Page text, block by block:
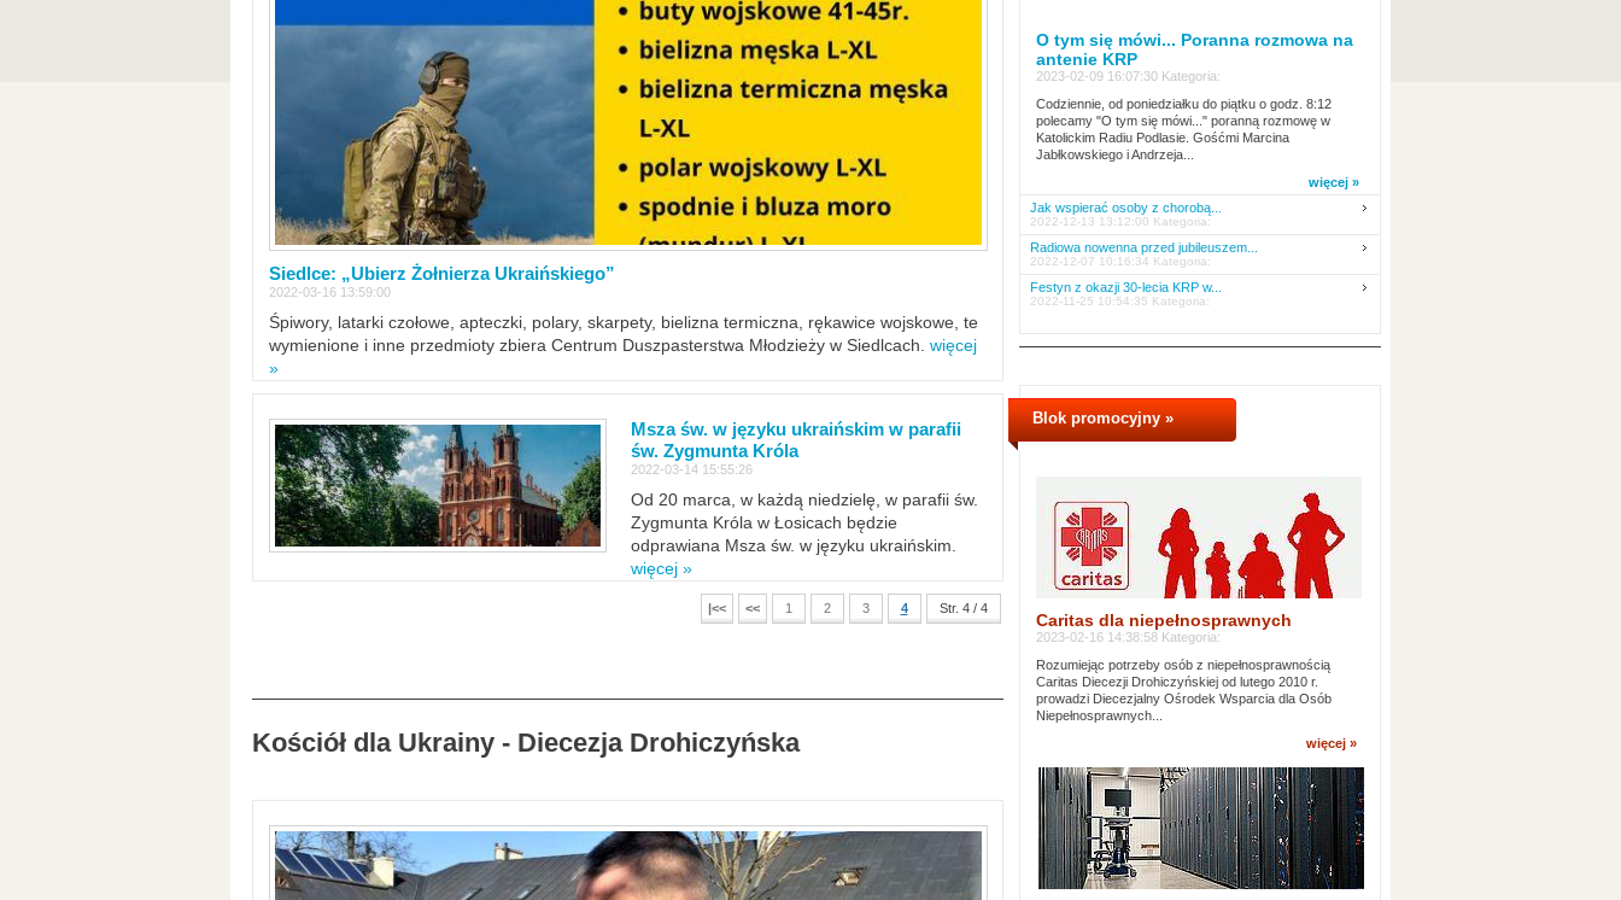
Siedlce: „Ubierz Żołnierza Ukraińskiego”
2022-03-16 13:59:00
Śpiwory, latarki czołowe, apteczki, polary, skarpety, bielizna termiczna, rękawice wojskowe, te
wymienione i inne przedmioty zbiera Centrum Duszpasterstwa Młodzieży w Siedlcach. więcej
»
Msza św. w języku ukraińskim w parafii
św. Zygmunta Króla
2022-03-14 15:55:26
Od 20 marca, w każdą niedzielę, w parafii św.
Zygmunta Króla w Łosicach będzie
odprawiana Msza św. w języku ukraińskim.
więcej »
|<< << 1 2 3 4 Str. 4 / 4
Kościół dla Ukrainy - Diecezja Drohiczyńska
O tym się mówi... Poranna rozmowa na
antenie KRP
2023-02-09 16:07:30 Kategoria:
Codziennie, od poniedziałku do piątku o godz. 8:12
polecamy "O tym się mówi..." poranną rozmowę w
Katolickim Radiu Podlasie. Gośćmi Marcina
Jabłkowskiego i Andrzeja...
więcej »
Jak wspierać osoby z chorobą...
2022-12-13 13:12:00 Kategoria:
Radiowa nowenna przed jubileuszem...
2022-12-07 10:16:34 Kategoria:
Festyn z okazji 30-lecia KRP w...
2022-11-25 10:54:35 Kategoria:
Blok promocyjny »
Caritas dla niepełnosprawnych
2023-02-16 14:38:58 Kategoria:
Rozumiejąc potrzeby osób z niepełnosprawnością
Caritas Diecezji Drohiczyńskiej od lutego 2010 r.
prowadzi Diecezjalny Ośrodek Wsparcia dla Osób
Niepełnosprawnych...
więcej »